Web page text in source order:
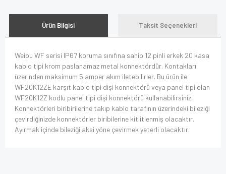
Ürün Bilgisi Taksit Seçenekleri
Weipu WF serisi IP67 koruma sınıfına sahip 12 pinli erkek 20 kasa
kablo tipi krom paslanamaz metal konnektördür. Kontakları
üzerinden maksimum 5 amper akım iletebilirler. Bu ürün ile
WF20K12ZE karşıt kablo tipi dişi konnektörü veya panel tipi olan
WF20K12Z kodlu panel tipi dişi konnektörü kullanabilirsiniz.
Konnektörleri biribirilerine takıp kablo tarafının üzerindeki bileziği
çevirdiğinizde konnektörler biribilerine kitlitlenmiş olacaktır.
Ayırmak içinde bileziği aksi yöne çevirmek yeterli olacaktır.